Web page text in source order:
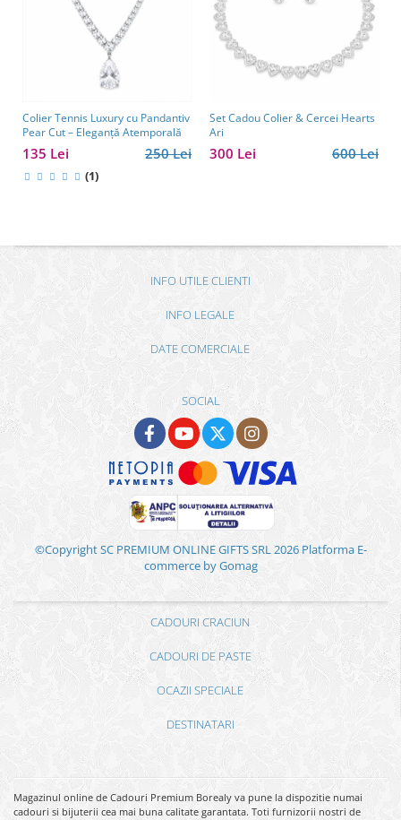
Colier Tennis Luxury cu Pandantiv
Pear Cut – Eleganță Atemporală
250 Lei
135 Lei
(1)
Set Cadou Colier & Cercei Hearts
Ari
600 Lei
300 Lei
INFO UTILE CLIENTI
INFO LEGALE
DATE COMERCIALE
SOCIAL
©Copyright SC PREMIUM ONLINE GIFTS SRL 2026 Platforma E-
commerce by Gomag
CADOURI CRACIUN
CADOURI DE PASTE
OCAZII SPECIALE
DESTINATARI
Magazinul online de Cadouri Premium Borealy va pune la dispozitie numai
cadouri si bijuterii cea mai buna calitate garantata. Toti furnizorii nostri de